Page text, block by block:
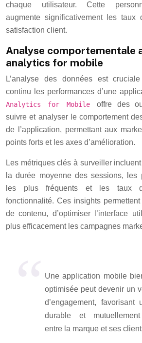
chaque utilisateur. Cette
augmente significativement les taux
satisfaction client.
Analyse comportementale
analytics for mobile
L’analyse des données est
continu les performances d’une
Analytics for Mobileoffre des
suivre et analyser le comportement
de l’application, permettant aux
points forts et les axes d’amélioration.
Les métriques clés à surveiller
la durée moyenne des sessions, les
les plus fréquents et les taux
fonctionnalité. Ces insights permettent
de contenu, d’optimiser l’interface
plus efficacement les campagnes
Une application mobile
optimisée peut devenir un
d’engagement, favorisant
durable et
entre la marque et ses